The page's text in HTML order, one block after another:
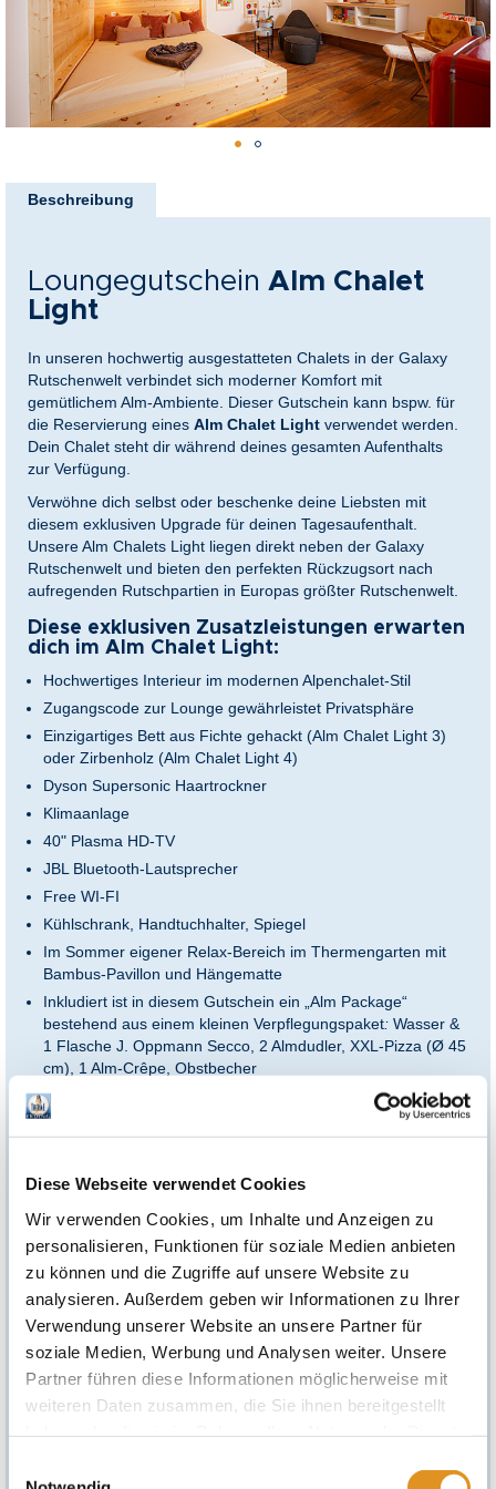
Diese Webseite verwendet Cookies
Wir verwenden Cookies, um Inhalte und Anzeigen zu
personalisieren, Funktionen für soziale Medien anbieten
zu können und die Zugriffe auf unsere Website zu
analysieren. Außerdem geben wir Informationen zu Ihrer
Verwendung unserer Website an unsere Partner für
soziale Medien, Werbung und Analysen weiter. Unsere
Partner führen diese Informationen möglicherweise mit
weiteren Daten zusammen, die Sie ihnen bereitgestellt
Cookies, wenn Sie unsere Webseite weiterhin nutzen.
Anfang
Beschreibung
Loungegutschein Alm Chalet
Light
In unseren hochwertig ausgestatteten Chalets in der Galaxy
Rutschenwelt verbindet sich moderner Komfort mit
gemütlichem Alm-Ambiente. Dieser Gutschein kann bspw. für
die Reservierung eines Alm Chalet Light verwendet werden.
Dein Chalet steht dir während deines gesamten Aufenthalts
zur Verfügung.
Verwöhne dich selbst oder beschenke deine Liebsten mit
diesem exklusiven Upgrade für deinen Tagesaufenthalt.
Unsere Alm Chalets Light liegen direkt neben der Galaxy
Rutschenwelt und bieten den perfekten Rückzugsort nach
aufregenden Rutschpartien in Europas größter Rutschenwelt.
Diese exklusiven Zusatzleistungen erwarten
dich im Alm Chalet Light:
Hochwertiges Interieur im modernen Alpenchalet-Stil
Zugangscode zur Lounge gewährleistet Privatsphäre
Einzigartiges Bett aus Fichte gehackt (Alm Chalet Light 3)
oder Zirbenholz (Alm Chalet Light 4)
Dyson Supersonic Haartrockner
Klimaanlage
40" Plasma HD-TV
JBL Bluetooth-Lautsprecher
Free WI-FI
Kühlschrank, Handtuchhalter, Spiegel
Im Sommer eigener Relax-Bereich im Thermengarten mit
Bambus-Pavillon und Hängematte
Inkludiert ist in diesem Gutschein ein „Alm Package“
bestehend aus einem kleinen Verpflegungspaket: Wasser &
1 Flasche J. Oppmann Secco, 2 Almdudler, XXL-Pizza (Ø 45
cm), 1 Alm-Crêpe, Obstbecher
Sichere dir jetzt mit diesem Gutschein deine private
Liegemöglichkeit für den nächsten Aufenthalt oder als
Geschenkgutschein.
Reserviere deinen Rückzugsort rechtzeitig unter therme-
*Einlösebedingungen:
Eintritt in die Therme Erding nicht inkludiert.
auf dem Gutschein aufgeführte Leistung. Nach Ablauf der
Preisgarantie kann vor Ort eine Zuzahlung für diese Leistung
erforderlich sein.
Dieser Gutschein kann statt für die auf dem Gutschein aufgeführte
gültigen Preisliste eingesetzt werden,
für Paare
für Familien